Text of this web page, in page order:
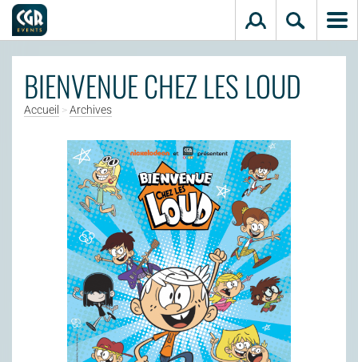
BIENVENUE CHEZ LES LOUD
Accueil >Archives